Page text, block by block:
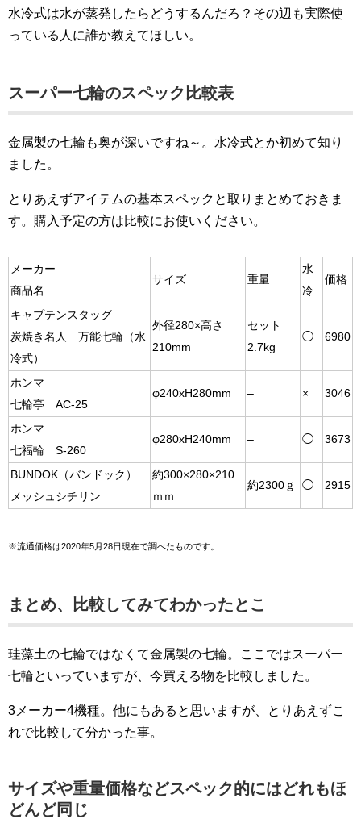
水冷式は水が蒸発したらどうするんだろ？その辺も実際使
っている人に誰か教えてほしい。
スーパー七輪のスペック比較表
金属製の七輪も奥が深いですね～。水冷式とか初めて知り
ました。
とりあえずアイテムの基本スペックと取りまとめておきま
す。購入予定の方は比較にお使いください。
メーカー
商品名
サイズ 重量
水
冷
価格
キャプテンスタッグ
炭焼き名人 万能七輪（水
冷式）
外径280×高さ
210mm
セット
2.7kg
◯ 6980
ホンマ
七輪亭 AC-25
φ240xH280mm – × 3046
ホンマ
七福輪 S-260
φ280xH240mm – ◯ 3673
BUNDOK（バンドック）
メッシュシチリン
約300×280×210
ｍｍ
約2300ｇ ◯ 2915
※流通価格は2020年5月28日現在で調べたものです。
まとめ、比較してみてわかったとこ
珪藻土の七輪ではなくて金属製の七輪。ここではスーパー
七輪といっていますが、今買える物を比較しました。
3メーカー4機種。他にもあると思いますが、とりあえずこ
れで比較して分かった事。
サイズや重量価格などスペック的にはどれもほ
どんど同じ